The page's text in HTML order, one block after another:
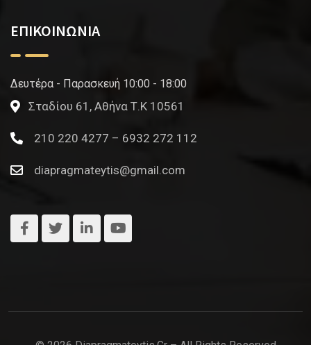
ΕΠΙΚΟΙΝΩΝΙΑ
Δευτέρα - Παρασκευή 10:00 - 18:00
Σταδίου 61, Αθήνα Τ.Κ 10561
210 220 4277 – 6932 272 112
diapragmateytis@gmail.com